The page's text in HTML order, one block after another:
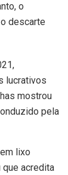
o
descarte
lucrativos
mostrou
pela
lixo
que acredita